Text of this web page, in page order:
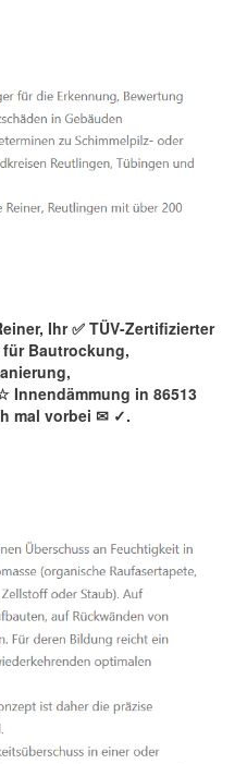
Ihr ✅ TÜV-Zertifizierter
Bautrockung,
Innendämmung in 86513
mal vorbei ✉ ✓️.